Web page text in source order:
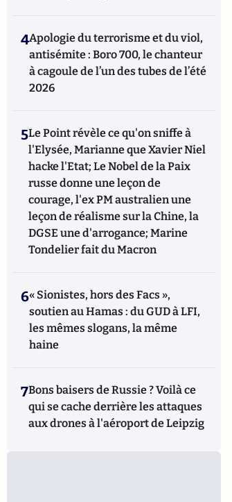
4Apologie du terrorisme et du viol,
antisémite : Boro 700, le chanteur
à cagoule de l’un des tubes de l’été
2026
5Le Point révèle ce qu'on sniffe à
l'Elysée, Marianne que Xavier Niel
hacke l'Etat; Le Nobel de la Paix
russe donne une leçon de
courage, l'ex PM australien une
leçon de réalisme sur la Chine, la
DGSE une d'arrogance; Marine
Tondelier fait du Macron
6« Sionistes, hors des Facs »,
soutien au Hamas : du GUD à LFI,
les mêmes slogans, la même
haine
7Bons baisers de Russie ? Voilà ce
qui se cache derrière les attaques
aux drones à l'aéroport de Leipzig